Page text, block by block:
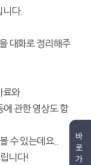
니다.
대화로 정리해주
료와
에 관한 영상도 함
수 있는데요..
니다!
바
로
가